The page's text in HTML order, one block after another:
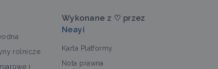
rolnicze
i
Wykonane z ♡ przez
Neayi
Karta Platformy
Nota prawna